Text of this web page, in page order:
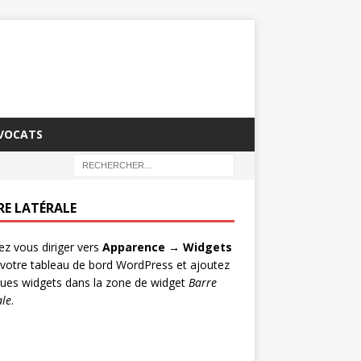
LATÉRALE
vous diriger vers Apparence → Widgets
tableau de bord WordPress et ajoutez
widgets dans la zone de widget Barre
.